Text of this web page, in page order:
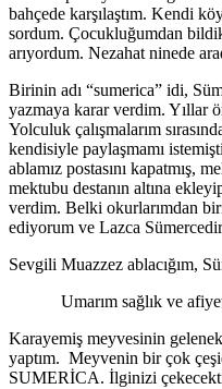
bahçede karşılaştım. Kendi
sordum. Çocukluğumdan
arıyordum. Nezahat ninede
Birinin adı “sumerica” idi,
yazmaya karar verdim. Yıllar
Yolculuk çalışmalarım
kendisiyle paylaşmamı
ablamız postasını kapatmış,
mektubu destanın altına
verdim. Belki okurlarımdan
ediyorum ve Lazca
Sevgili Muazzez ablacığım,
Umarım sağlık ve
Karayemiş meyvesinin
yaptım. Meyvenin bir çok
SUMERİCA. İlginizi